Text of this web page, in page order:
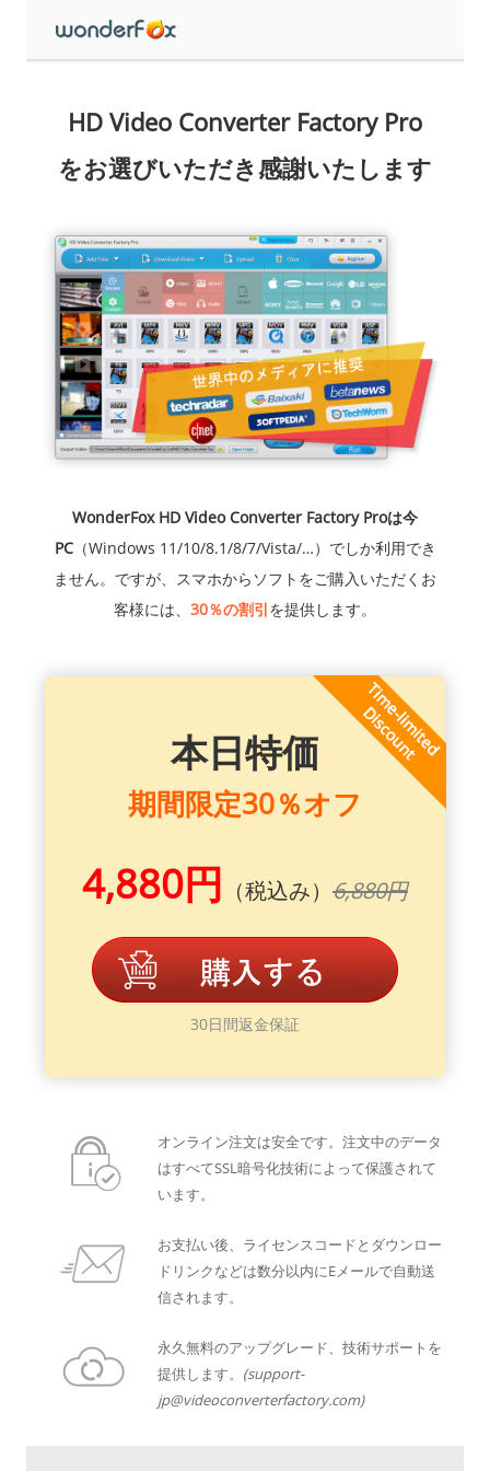
HD Video Converter Factory Pro
をお選びいただき感謝いたします
WonderFox HD Video Converter Factory Proは今
PC（Windows 11/10/8.1/8/7/Vista/…）でしか利用でき
ません。ですが、スマホからソフトをご購入いただくお
客様には、 30％の割引を提供します。
本日特価
期間限定30％オフ
4,880円 （税込み） 6,880円
30日間返金保証
オンライン注文は安全です。注文中のデータ
はすべてSSL暗号化技術によって保護されて
います。
お支払い後、ライセンスコードとダウンロー
ドリンクなどは数分以内にEメールで自動送
信されます。
永久無料のアップグレード、技術サポートを
提供します。 (support-
jp@videoconverterfactory.com)